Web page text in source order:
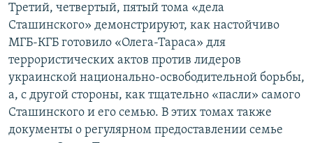
Третий, четвертый, пятый тома «дела
Сташинского» демонстрируют, как настойчиво
МГБ-КГБ готовило «Олега-Тараса» для
террористических актов против лидеров
украинской национально-освободительной борьбы,
а, с другой стороны, как тщательно «пасли» самого
Сташинского и его семью. В этих томах также
документы о регулярном предоставлении семье